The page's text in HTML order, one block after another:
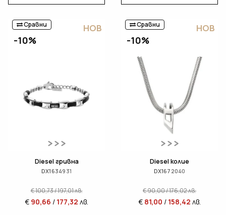
Сравни
-10%
НОВ
Diesel гривна
DX1634931
€100,73/197,01лв.
€ 90,66 / 177,32 лв.
Сравни
-10%
НОВ
Diesel колие
DX1672040
€90,00/176,02лв.
€ 81,00 / 158,42 лв.